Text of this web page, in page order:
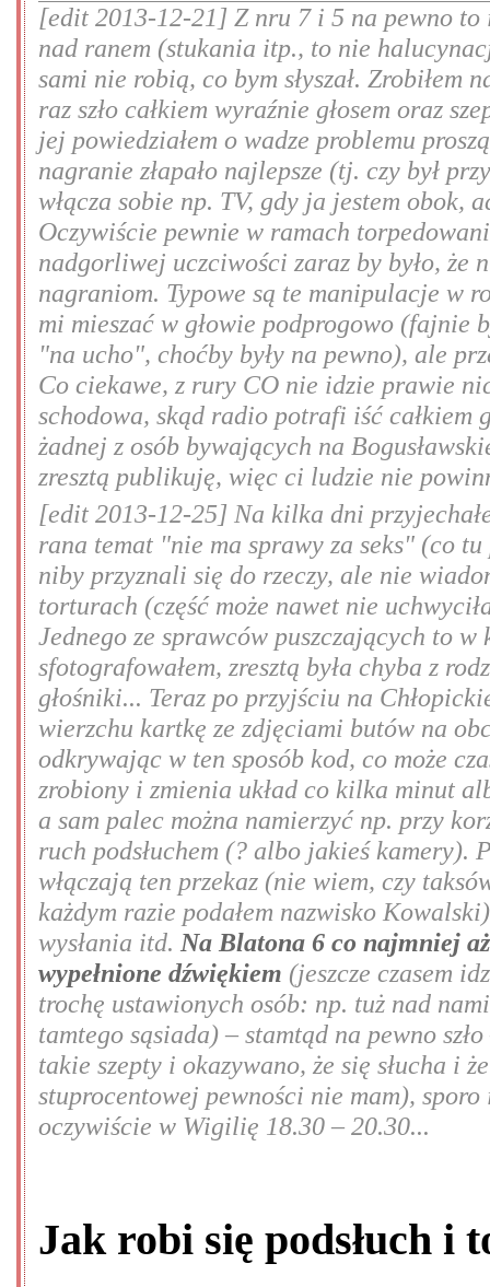
[edit 2013-12-21] Z nru 7 i 5 na pewno
nad ranem (stukania itp., to nie
sami nie robią, co bym słyszał.
raz szło całkiem wyraźnie głosem oraz
jej powiedziałem o wadze problemu
nagranie złapało najlepsze (tj. czy był
włącza sobie np. TV, gdy ja jestem obok,
Oczywiście pewnie w ramach
nadgorliwej uczciwości zaraz by było,
nagraniom. Typowe są te manipulacje w
mi mieszać w głowie podprogowo (fajnie
"na ucho", choćby były na pewno), ale
Co ciekawe, z rury CO nie idzie prawie
schodowa, skąd radio potrafi iść całkiem
żadnej z osób bywających na
zresztą publikuję, więc ci ludzie nie
[edit 2013-12-25] Na kilka dni
rana temat "nie ma sprawy za seks" (co
niby przyznali się do rzeczy, ale nie
torturach (część może nawet nie
Jednego ze sprawców puszczających to
sfotografowałem, zresztą była chyba z
głośniki... Teraz po przyjściu na
wierzchu kartkę ze zdjęciami butów na
odkrywając w ten sposób kod, co może
zrobiony i zmienia układ co kilka minut
a sam palec można namierzyć np. przy
ruch podsłuchem (? albo jakieś kamery).
włączają ten przekaz (nie wiem, czy
każdym razie podałem nazwisko
wysłania itd. Na Blatona 6 co najmniej
wypełnione dźwiękiem (jeszcze czasem
trochę ustawionych osób: np. tuż nad
tamtego sąsiada) – stamtąd na pewno
takie szepty i okazywano, że się słucha i
stuprocentowej pewności nie mam),
oczywiście w Wigilię 18.30 – 20.30...
Jak robi się podsłuch i